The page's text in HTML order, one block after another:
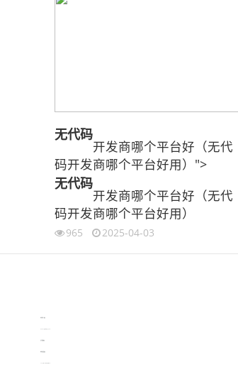
无代码
开发商哪个平台好（无代
码开发商哪个平台好用）">
无代码
开发商哪个平台好（无代
码开发商哪个平台好用）
965 2025-04-03